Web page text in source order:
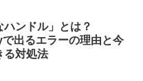
ハンドル」とは？
出るエラーの理由と今
る対処法